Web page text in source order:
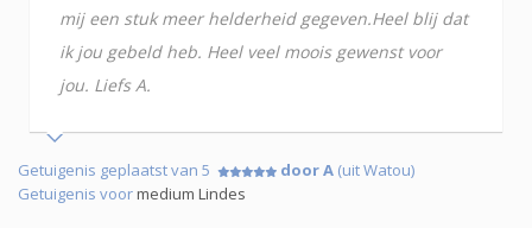
mij een stuk meer helderheid gegeven.Heel blij dat
ik jou gebeld heb. Heel veel moois gewenst voor
jou. Liefs A.
Getuigenis geplaatst van 5 door A (uit Watou)
Getuigenis voormedium Lindes